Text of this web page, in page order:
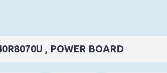
, POWER BOARD